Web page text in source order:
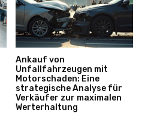
Ankauf von
Unfallfahrzeugen mit
Motorschaden: Eine
strategische Analyse für
Verkäufer zur maximalen
Werterhaltung